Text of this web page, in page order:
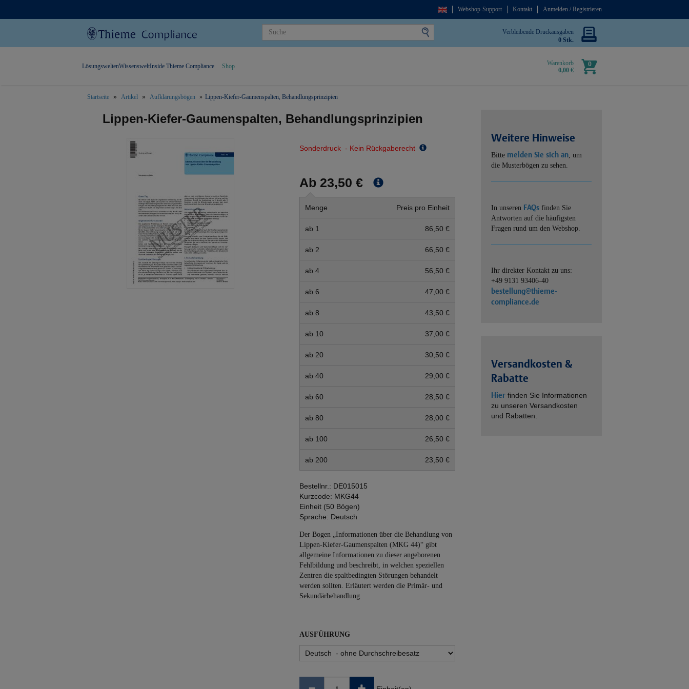
Webshop-Support Kontakt Anmelden / Registrieren
Verbleibende Druckausgaben
0 Stk.
Warenkorb
0,00 €
0
LösungsweltenWissensweltInside Thieme Compliance Shop
Startseite Artikel Aufklärungsbögen Lippen-Kiefer-Gaumenspalten, Behandlungsprinzipien
Lippen-Kiefer-Gaumenspalten, Behandlungsprinzipien
Sonderdruck - Kein Rückgaberecht
Ab 23,50 €
Menge Preis pro Einheit
ab 1 86,50 €
ab 2 66,50 €
ab 4 56,50 €
ab 6 47,00 €
ab 8 43,50 €
ab 10 37,00 €
ab 20 30,50 €
ab 40 29,00 €
ab 60 28,50 €
ab 80 28,00 €
ab 100 26,50 €
ab 200 23,50 €
Bestellnr.: DE015015
Kurzcode: MKG44
Einheit (50 Bögen)
Sprache: Deutsch
Der Bogen „Informationen über die Behandlung von
Lippen-Kiefer-Gaumenspalten (MKG 44)“ gibt
allgemeine Informationen zu dieser angeborenen
Fehlbildung und beschreibt, in welchen speziellen
Zentren die spaltbedingten Störungen behandelt
werden sollten. Erläutert werden die Primär- und
Sekundärbehandlung.
AUSFÜHRUNG
Weitere Hinweise
Bitte melden Sie sich an, um
die Musterbögen zu sehen.
In unseren FAQs finden Sie
Antworten auf die häufigsten
Fragen rund um den Webshop.
Ihr direkter Kontakt zu uns:
+49 9131 93406-40
bestellung@thieme-
compliance.de
Versandkosten &
Rabatte
Hier finden Sie Informationen
zu unseren Versandkosten
und Rabatten.